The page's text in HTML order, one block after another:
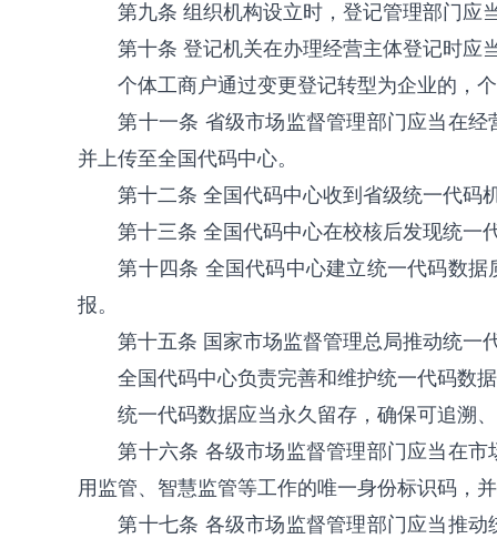
第九条 组织机构设立时，登记管理部门应
第十条 登记机关在办理经营主体登记时应
个体工商户通过变更登记转型为企业的，
第十一条 省级市场监督管理部门应当在
并上传至全国代码中心。
第十二条 全国代码中心收到省级统一代码
第十三条 全国代码中心在校核后发现统一
第十四条 全国代码中心建立统一代码数
报。
第十五条 国家市场监督管理总局推动统一
全国代码中心负责完善和维护统一代码数
统一代码数据应当永久留存，确保可追溯
第十六条 各级市场监督管理部门应当在
用监管、智慧监管等工作的唯一身份标识码，
第十七条 各级市场监督管理部门应当推